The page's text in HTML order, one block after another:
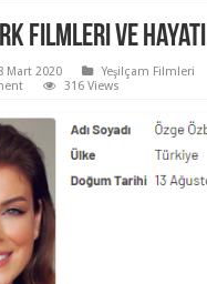
Filmleri ve Hayatı
Mart 2020
Yeşilçam Filmleri
316 Views